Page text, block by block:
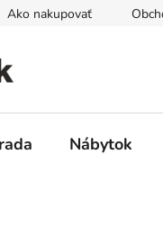
Ako nakupovať
Nábytok